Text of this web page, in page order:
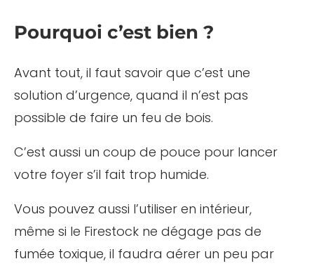
Pourquoi c’est bien ?
Avant tout, il faut savoir que c’est une
solution d’urgence, quand il n’est pas
possible de faire un feu de bois.
C’est aussi un coup de pouce pour lancer
votre foyer s’il fait trop humide.
Vous pouvez aussi l’utiliser en intérieur,
même si le Firestock ne dégage pas de
fumée toxique, il faudra aérer un peu par